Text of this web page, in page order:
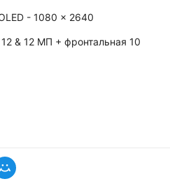
- 1080 x 2640
& 12 МП + фронтальная 10